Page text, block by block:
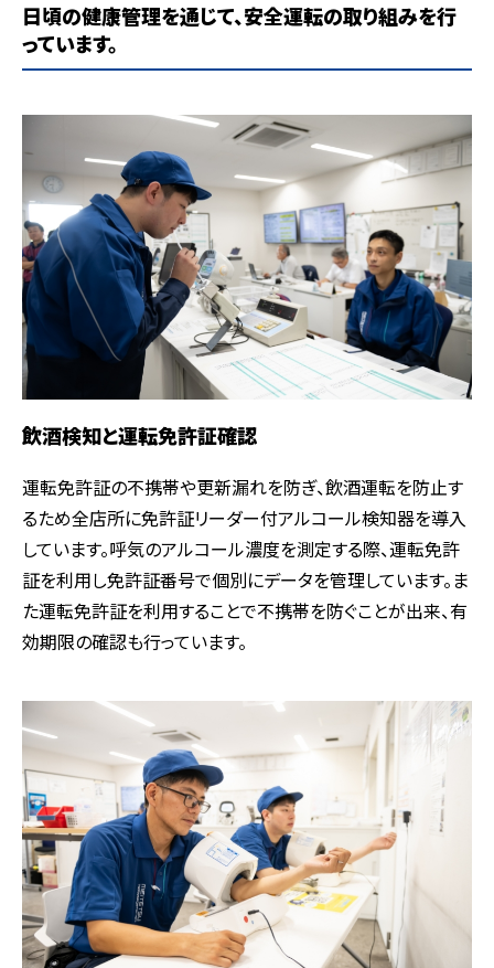
日頃の健康管理を通じて、安全運転の取り組みを行
っています。
飲酒検知と運転免許証確認
運転免許証の不携帯や更新漏れを防ぎ、飲酒運転を防止す
るため全店所に免許証リーダー付アルコール検知器を導入
しています。呼気のアルコール濃度を測定する際、運転免許
証を利用し免許証番号で個別にデータを管理しています。ま
た運転免許証を利用することで不携帯を防ぐことが出来、有
効期限の確認も行っています。